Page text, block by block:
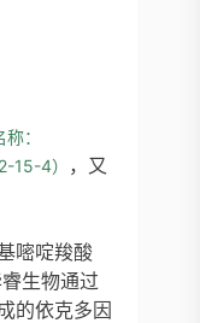
：
15-4）
，又
嘧啶羧酸
生物通过
的依克多因